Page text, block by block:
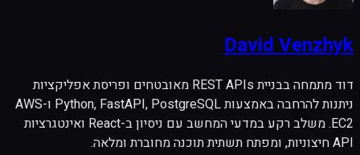
David Venzhyk
דוד מתמחה בבניית REST APIs מאובטחים ופריסת אפליקציות
ניתנות להרחבה באמצעות Python, FastAPI, PostgreSQL ו-AWS
EC2. משלב רקע במדעי המחשב עם ניסיון ב-React ואינטגרציות
API חיצוניות, ומפתח תשתית תוכנה מחוברת ומלאה.